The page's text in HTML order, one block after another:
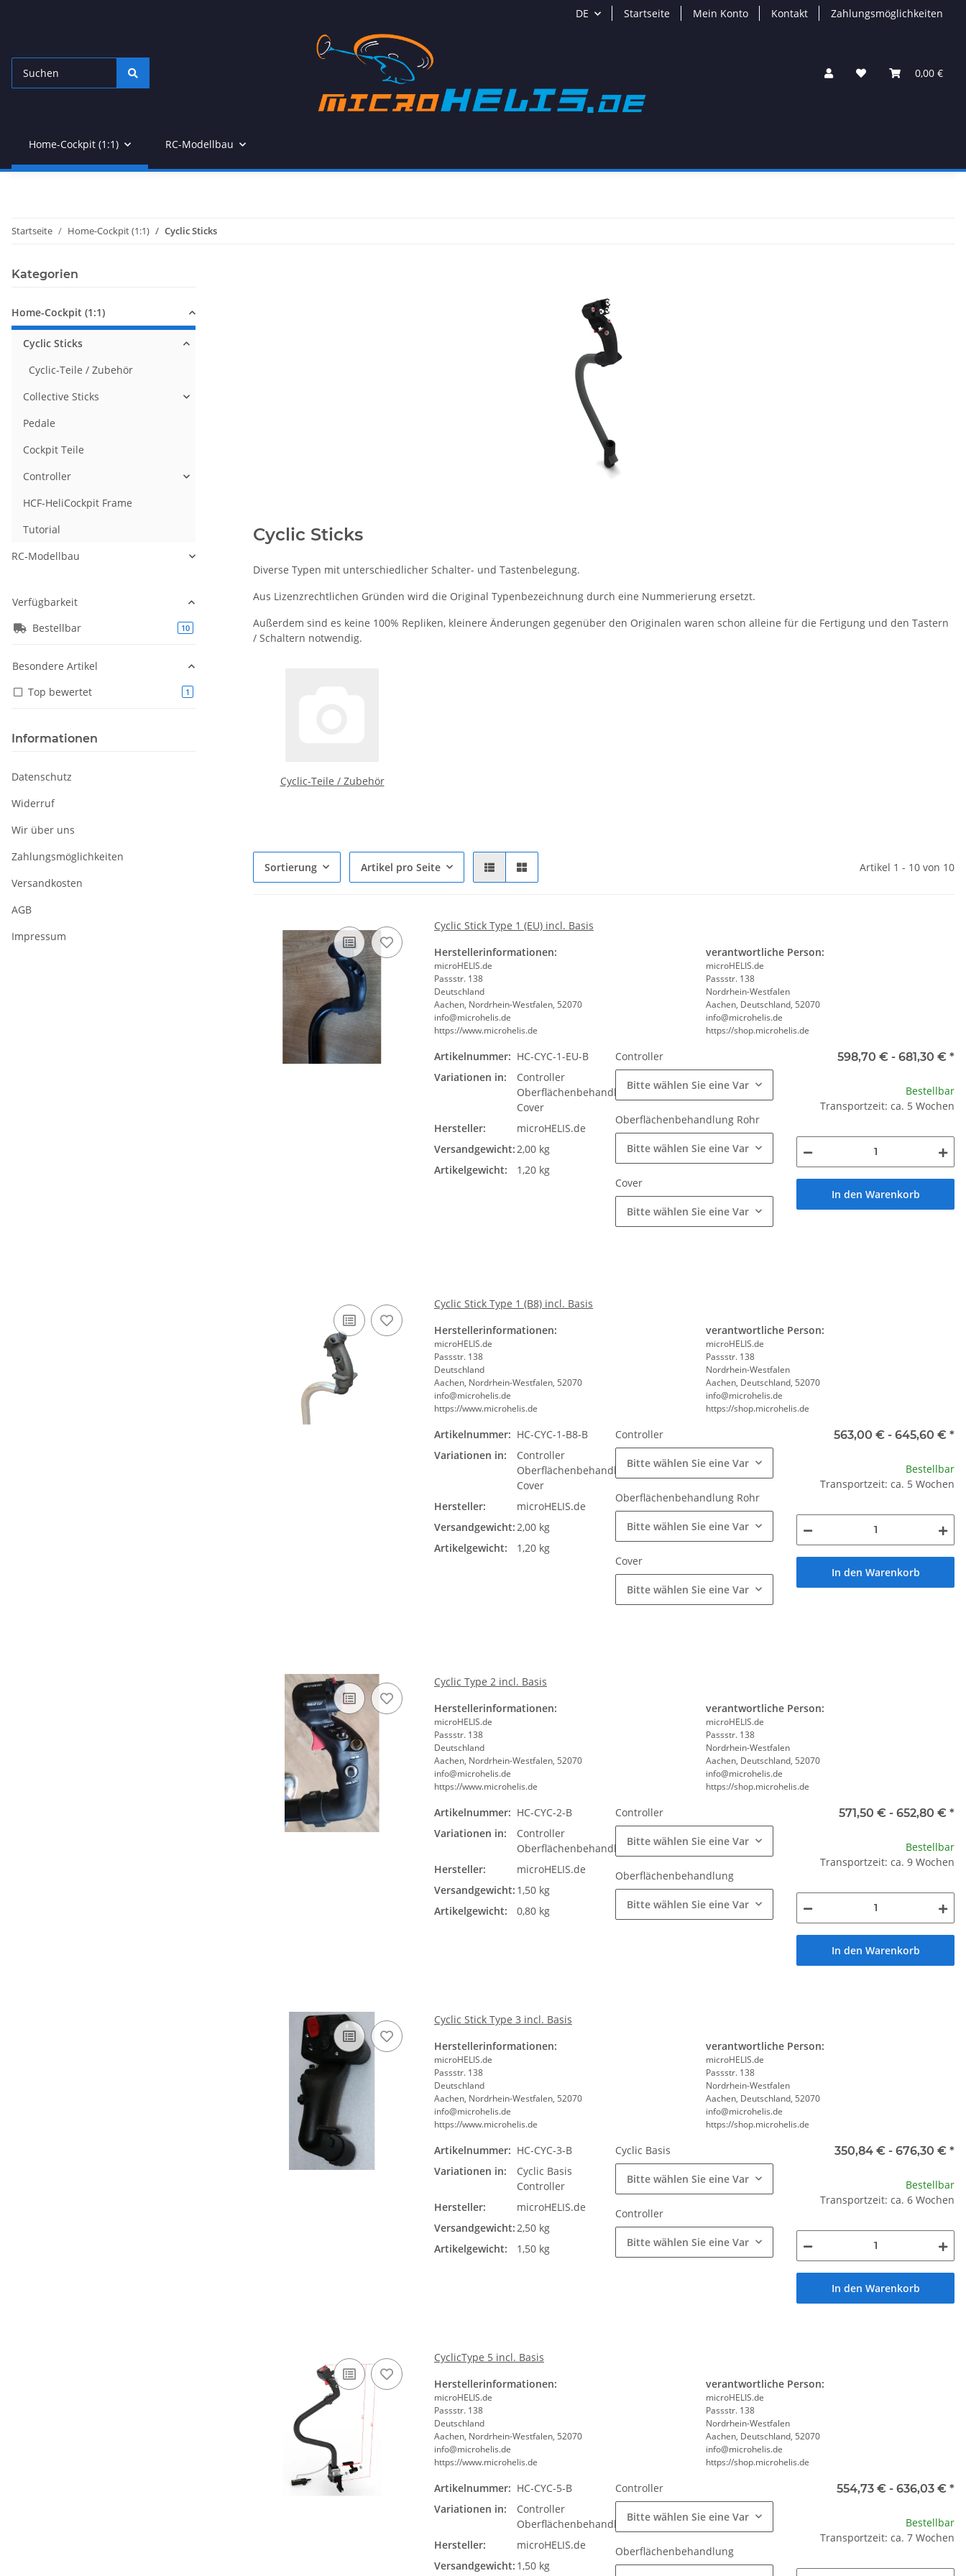
DE Startseite Mein Konto Kontakt Zahlungsmöglichkeiten
0,00 €
Home-Cockpit (1:1) RC-Modellbau
Startseite Home-Cockpit (1:1) Cyclic Sticks
Cyclic Sticks
Diverse Typen mit unterschiedlicher Schalter- und Tastenbelegung.
Aus Lizenzrechtlichen Gründen wird die Original Typenbezeichnung durch eine Nummerierung ersetzt.
Außerdem sind es keine 100% Repliken, kleinere Änderungen gegenüber den Originalen waren schon alleine für die Fertigung und den Tastern
/ Schaltern notwendig.
Cyclic-Teile / Zubehör
Sortierung Artikel pro Seite Artikel 1 - 10 von 10
Cyclic Stick Type 1 (EU) incl. Basis
Herstellerinformationen:
microHELIS.de
Passstr. 138
Deutschland
Aachen, Nordrhein-Westfalen, 52070
info@microhelis.de
https://www.microhelis.de
verantwortliche Person:
microHELIS.de
Passstr. 138
Nordrhein-Westfalen
Aachen, Deutschland, 52070
info@microhelis.de
https://shop.microhelis.de
Artikelnummer: HC-CYC-1-EU-B
Variationen in:
Controller
Oberflächenbehandlung Rohr
Cover
Hersteller:
microHELIS.de
Versandgewicht: 2,00 kg
Artikelgewicht:
1,20 kg
Controller
Bitte wählen Sie eine Variation.
Oberflächenbehandlung Rohr
Bitte wählen Sie eine Variation.
Cover
Bitte wählen Sie eine Variation.
598,70 € - 681,30 € *
Bestellbar
Transportzeit: ca. 5 Wochen
In den Warenkorb
Cyclic Stick Type 1 (B8) incl. Basis
Herstellerinformationen:
microHELIS.de
Passstr. 138
Deutschland
Aachen, Nordrhein-Westfalen, 52070
info@microhelis.de
https://www.microhelis.de
verantwortliche Person:
microHELIS.de
Passstr. 138
Nordrhein-Westfalen
Aachen, Deutschland, 52070
info@microhelis.de
https://shop.microhelis.de
Artikelnummer: HC-CYC-1-B8-B
Variationen in:
Controller
Oberflächenbehandlung Rohr
Cover
Hersteller:
microHELIS.de
Versandgewicht: 2,00 kg
Artikelgewicht:
1,20 kg
Controller
Bitte wählen Sie eine Variation.
Oberflächenbehandlung Rohr
Bitte wählen Sie eine Variation.
Cover
Bitte wählen Sie eine Variation.
563,00 € - 645,60 € *
Bestellbar
Transportzeit: ca. 5 Wochen
In den Warenkorb
Cyclic Type 2 incl. Basis
Herstellerinformationen:
microHELIS.de
Passstr. 138
Deutschland
Aachen, Nordrhein-Westfalen, 52070
info@microhelis.de
https://www.microhelis.de
verantwortliche Person:
microHELIS.de
Passstr. 138
Nordrhein-Westfalen
Aachen, Deutschland, 52070
info@microhelis.de
https://shop.microhelis.de
Artikelnummer: HC-CYC-2-B
Variationen in:
Controller
Oberflächenbehandlung
Hersteller:
microHELIS.de
Versandgewicht: 1,50 kg
Artikelgewicht:
0,80 kg
Controller
Bitte wählen Sie eine Variation.
Oberflächenbehandlung
Bitte wählen Sie eine Variation.
571,50 € - 652,80 € *
Bestellbar
Transportzeit: ca. 9 Wochen
In den Warenkorb
Cyclic Stick Type 3 incl. Basis
Herstellerinformationen:
microHELIS.de
Passstr. 138
Deutschland
Aachen, Nordrhein-Westfalen, 52070
info@microhelis.de
https://www.microhelis.de
verantwortliche Person:
microHELIS.de
Passstr. 138
Nordrhein-Westfalen
Aachen, Deutschland, 52070
info@microhelis.de
https://shop.microhelis.de
Artikelnummer: HC-CYC-3-B
Variationen in:
Cyclic Basis
Controller
Hersteller:
microHELIS.de
Versandgewicht: 2,50 kg
Artikelgewicht:
1,50 kg
Cyclic Basis
Bitte wählen Sie eine Variation.
Controller
Bitte wählen Sie eine Variation.
350,84 € - 676,30 € *
Bestellbar
Transportzeit: ca. 6 Wochen
In den Warenkorb
CyclicType 5 incl. Basis
Herstellerinformationen:
microHELIS.de
Passstr. 138
Deutschland
Aachen, Nordrhein-Westfalen, 52070
info@microhelis.de
https://www.microhelis.de
verantwortliche Person:
microHELIS.de
Passstr. 138
Nordrhein-Westfalen
Aachen, Deutschland, 52070
info@microhelis.de
https://shop.microhelis.de
Artikelnummer: HC-CYC-5-B
Variationen in:
Controller
Oberflächenbehandlung
Hersteller:
microHELIS.de
Versandgewicht: 1,50 kg
Controller
Bitte wählen Sie eine Variation.
Oberflächenbehandlung
554,73 € - 636,03 € *
Bestellbar
Transportzeit: ca. 7 Wochen
Kategorien
Home-Cockpit (1:1)
Cyclic Sticks
Cyclic-Teile / Zubehör
Collective Sticks
Pedale
Cockpit Teile
Controller
HCF-HeliCockpit Frame
Tutorial
RC-Modellbau
Verfügbarkeit
Bestellbar
10Artikel gefunden
Besondere Artikel
Top bewertet
1Artikel gefunden
Informationen
Datenschutz
Widerruf
Wir über uns
Zahlungsmöglichkeiten
Versandkosten
AGB
Impressum